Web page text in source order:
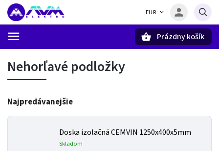
EUR
Prázdny košík
Nehorľavé podložky
Najpredávanejšie
Doska izolačná CEMVIN 1250x400x5mm
Skladom